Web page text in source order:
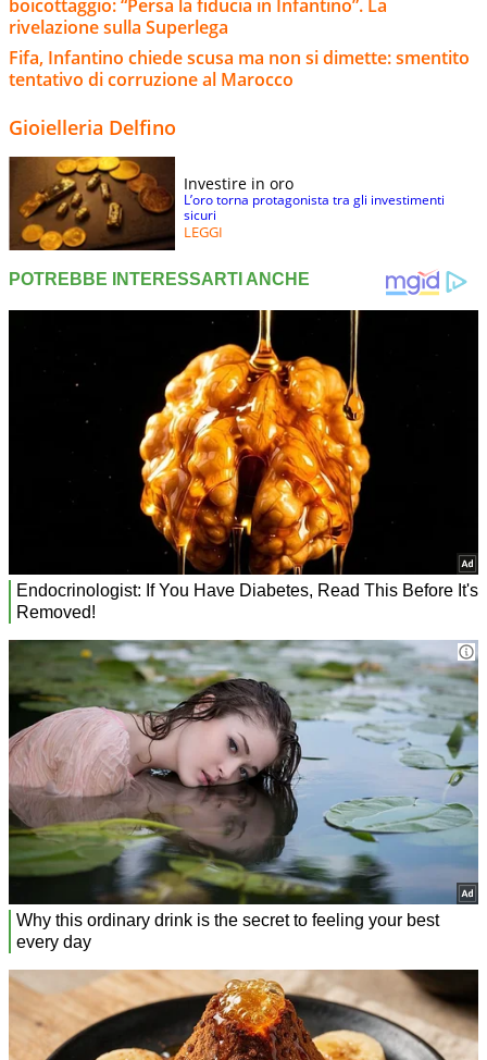
boicottaggio: “Persa la fiducia in Infantino”. La
rivelazione sulla Superlega
Fifa, Infantino chiede scusa ma non si dimette: smentito
tentativo di corruzione al Marocco
Gioielleria Delfino
Investire in oro
L’oro torna protagonista tra gli investimenti
sicuri
LEGGI